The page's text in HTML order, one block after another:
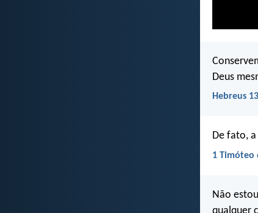
Deus
Hebreus
De fato,
1 Timóteo
Não